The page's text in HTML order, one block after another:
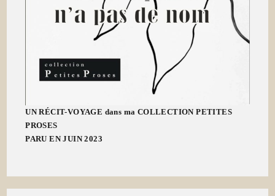
UN RÉCIT-VOYAGE dans ma COLLECTION PETITES
PROSES
PARU EN JUIN 2023